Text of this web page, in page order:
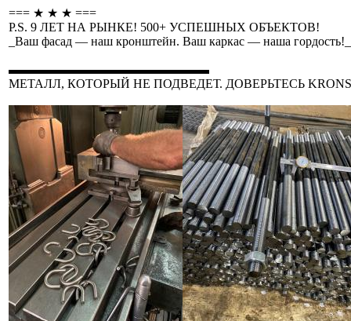
=== ★ ★ ★ ===
P.S. 9 ЛЕТ НА РЫНКЕ! 500+ УСПЕШНЫХ ОБЪЕКТОВ!
_Ваш фасад — наш кронштейн. Ваш каркас — наша гордость!_
▬▬▬▬▬▬▬▬▬▬▬▬▬▬▬▬
МЕТАЛЛ, КОТОРЫЙ НЕ ПОДВЕДЕТ. ДОВЕРЬТЕСЬ